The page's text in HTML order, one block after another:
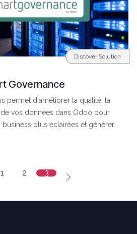
Governance
permet d'améliorer la qualité, la
vos données dans Odoo pour
plus éclairées et générer
Discover Solution
1 2 3